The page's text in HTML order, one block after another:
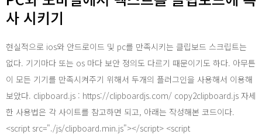
Android
AWS
Server
사 시키기
현실적으로 ios와 안드로이드 및 pc를 만족시키는 클립보드 스크립트는
없다. 기기마다 또는 os 마다 보안 정의도 다르기 때문이기도 하다. 아무튼
이 모든 기기를 만족시켜주기 위해서 두개의 플러그인을 사용해서 이용해
보았다. clipboard.js : https://clipboardjs.com/ copy2clipboard.js 자세
한 사용법은 각 사이트를 참고하면 되고, 아래는 작성해본 코드이다.
<script src="./js/clipboard.min.js"></script> <script